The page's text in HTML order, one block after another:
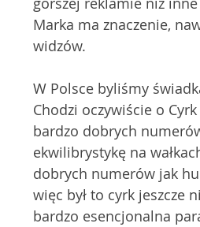
Marka ma znaczenie,
widzów.
W Polsce byliśmy
Chodzi oczywiście o
bardzo dobrych
ekwilibrystykę na
dobrych numerów jak
więc był to cyrk jeszcze
bardzo esencjonalna